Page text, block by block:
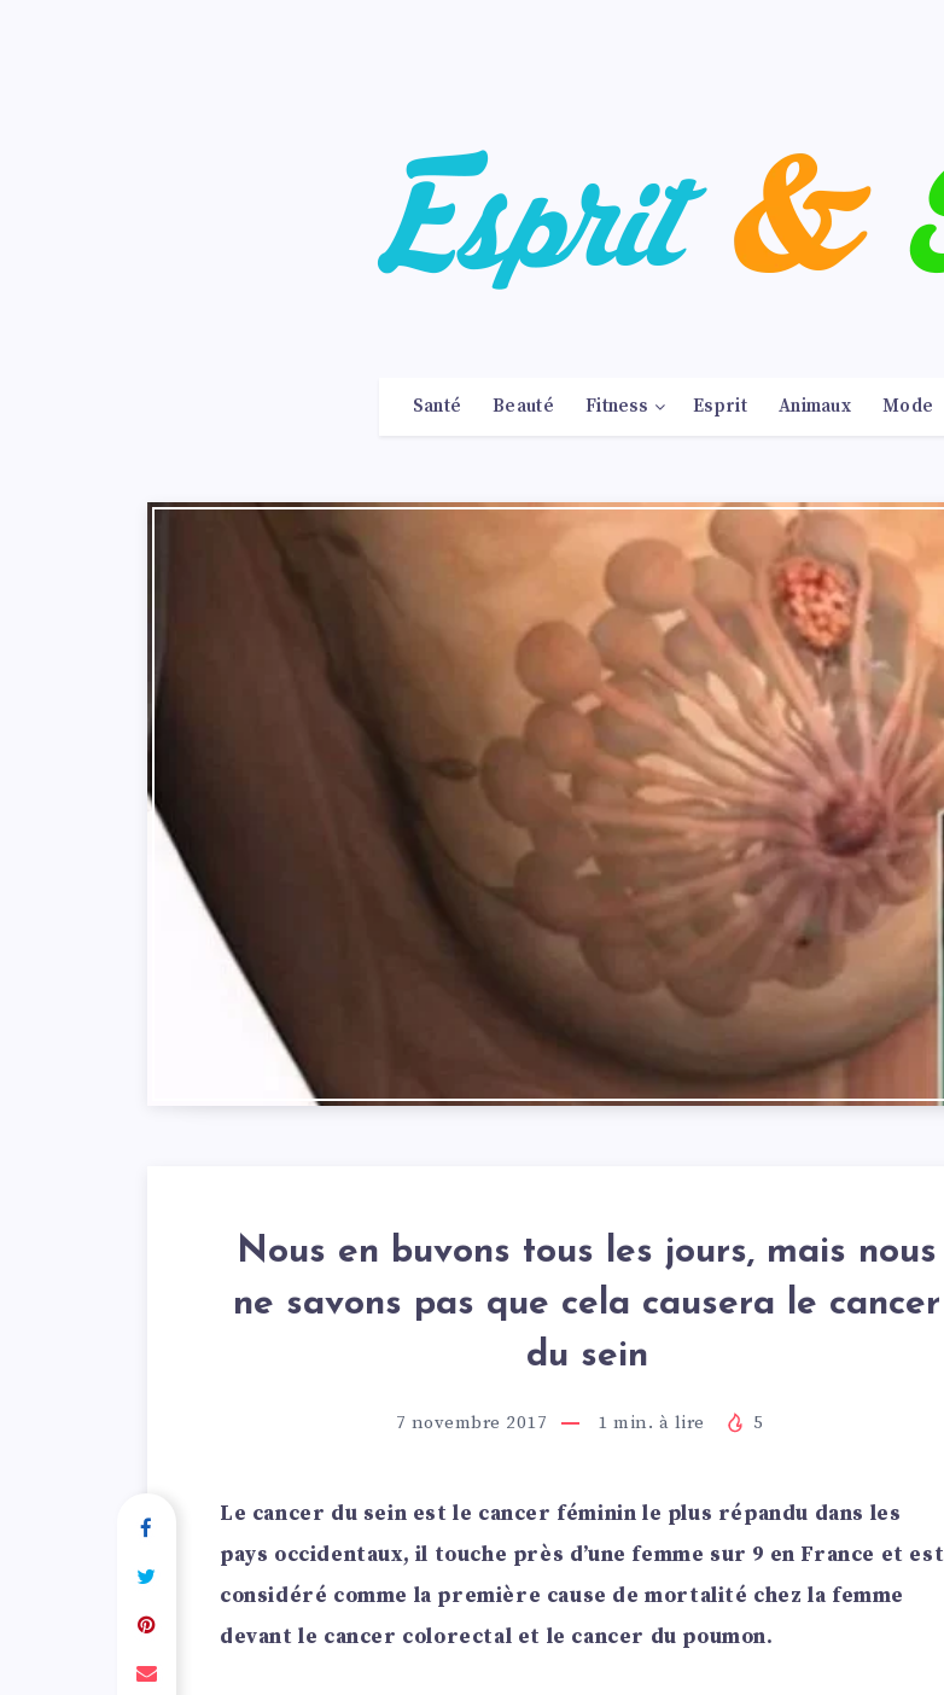
Santé Beauté Fitness Esprit Animaux Mode
Nous en buvons tous les jours, mais nous
ne savons pas que cela causera le cancer
du sein
7 novembre 2017 1 min. à lire 5
Le cancer du sein est le cancer féminin le plus répandu dans les
pays occidentaux, il touche près d’une femme sur 9 en France et est
considéré comme la première cause de mortalité chez la femme
devant le cancer colorectal et le cancer du poumon.